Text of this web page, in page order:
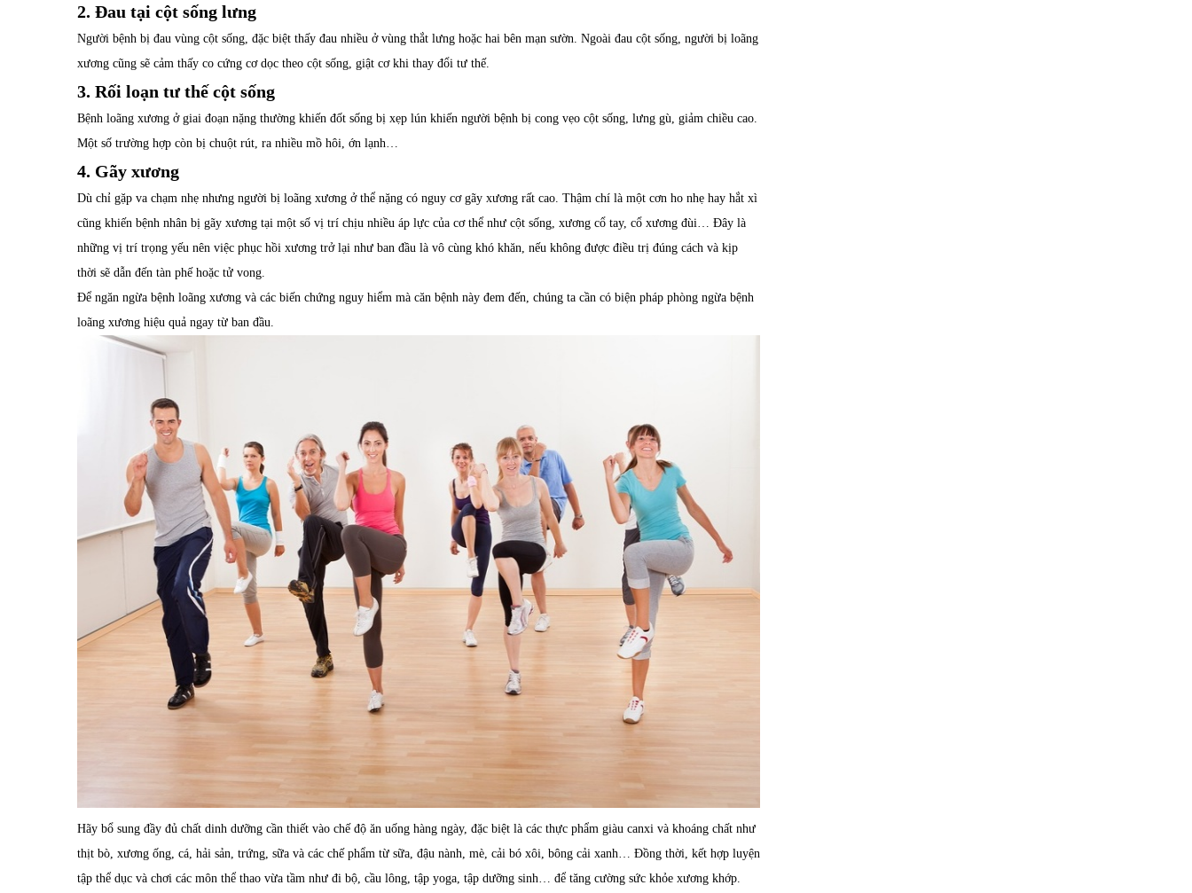
2. Đau tại cột sống lưng
Người bệnh bị đau vùng cột sống, đặc biệt thấy đau nhiều ở vùng thắt lưng hoặc hai bên mạn sườn. Ngoài đau cột sống, người bị loãng
xương cũng sẽ cảm thấy co cứng cơ dọc theo cột sống, giật cơ khi thay đổi tư thế.
3. Rối loạn tư thế cột sống
Bệnh loãng xương ở giai đoạn nặng thường khiến đốt sống bị xẹp lún khiến người bệnh bị cong vẹo cột sống, lưng gù, giảm chiều cao.
Một số trường hợp còn bị chuột rút, ra nhiều mồ hôi, ớn lạnh…
4. Gãy xương
Dù chỉ gặp va chạm nhẹ nhưng người bị loãng xương ở thể nặng có nguy cơ gãy xương rất cao. Thậm chí là một cơn ho nhẹ hay hắt xì
cũng khiến bệnh nhân bị gãy xương tại một số vị trí chịu nhiều áp lực của cơ thể như cột sống, xương cổ tay, cổ xương đùi… Đây là
những vị trí trọng yếu nên việc phục hồi xương trở lại như ban đầu là vô cùng khó khăn, nếu không được điều trị đúng cách và kịp
thời sẽ dẫn đến tàn phế hoặc tử vong.
Để ngăn ngừa bệnh loãng xương và các biến chứng nguy hiểm mà căn bệnh này đem đến, chúng ta cần có biện pháp phòng ngừa bệnh
loãng xương hiệu quả ngay từ ban đầu.
Hãy bổ sung đầy đủ chất dinh dưỡng cần thiết vào chế độ ăn uống hàng ngày, đặc biệt là các thực phẩm giàu canxi và khoáng chất như
thịt bò, xương ống, cá, hải sản, trứng, sữa và các chế phẩm từ sữa, đậu nành, mè, cải bó xôi, bông cải xanh… Đồng thời, kết hợp luyện
tập thể dục và chơi các môn thể thao vừa tầm như đi bộ, cầu lông, tập yoga, tập dưỡng sinh… để tăng cường sức khỏe xương khớp.